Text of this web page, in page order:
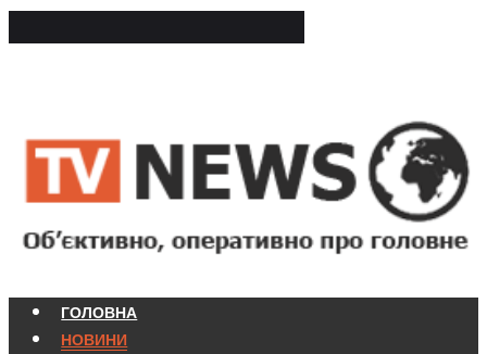
ГОЛОВНА
НОВИНИ